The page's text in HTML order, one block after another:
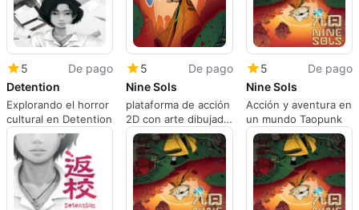
5
De pago
Detention
Explorando el horror
cultural en Detention
5
De pago
Nine Sols
plataforma de acción
2D con arte dibujado
a mano
5
De pago
Nine Sols
Acción y aventura en
un mundo Taopunk